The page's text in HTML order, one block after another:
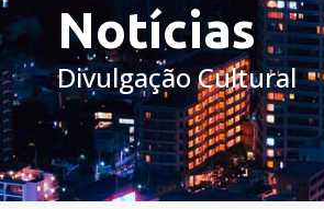
Notícias
Divulgação Cultural